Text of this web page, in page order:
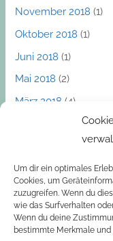
Um dir ein optimales
Cookies, um
zuzugreifen. Wenn du
wie das Surfverhalten
Wenn du deine
bestimmte Merkmale
November 2018 (1)
Oktober 2018 (1)
Juni 2018 (1)
Mai 2018 (2)
März 2018 (4)
Dezember 2017(1)
November 2017(1)
Oktober 2017(2)
September 2017(2)
März 2017 (1)